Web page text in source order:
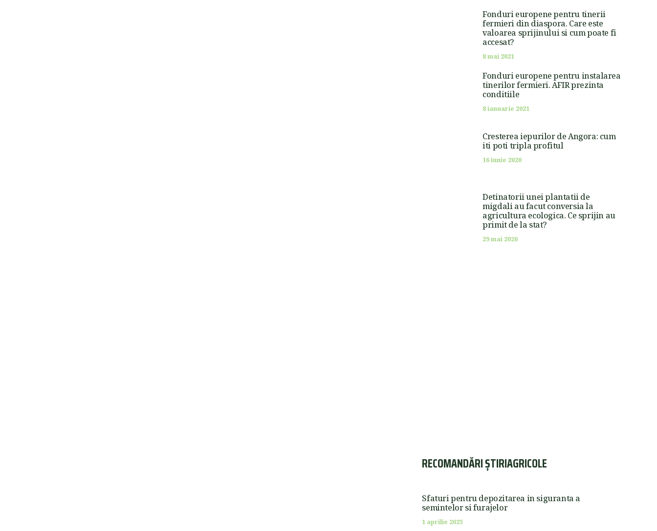
Fonduri europene pentru tinerii
fermieri din diaspora. Care este
valoarea sprijinului si cum poate fi
accesat?
8 mai 2021
Fonduri europene pentru instalarea
tinerilor fermieri. AFIR prezinta
conditiile
8 ianuarie 2021
Cresterea iepurilor de Angora: cum
iti poti tripla profitul
16 iunie 2020
Detinatorii unei plantatii de
migdali au facut conversia la
agricultura ecologica. Ce sprijin au
primit de la stat?
29 mai 2020
RECOMANDĂRI ȘTIRIAGRICOLE
Sfaturi pentru depozitarea in siguranta a
semintelor si furajelor
1 aprilie 2025